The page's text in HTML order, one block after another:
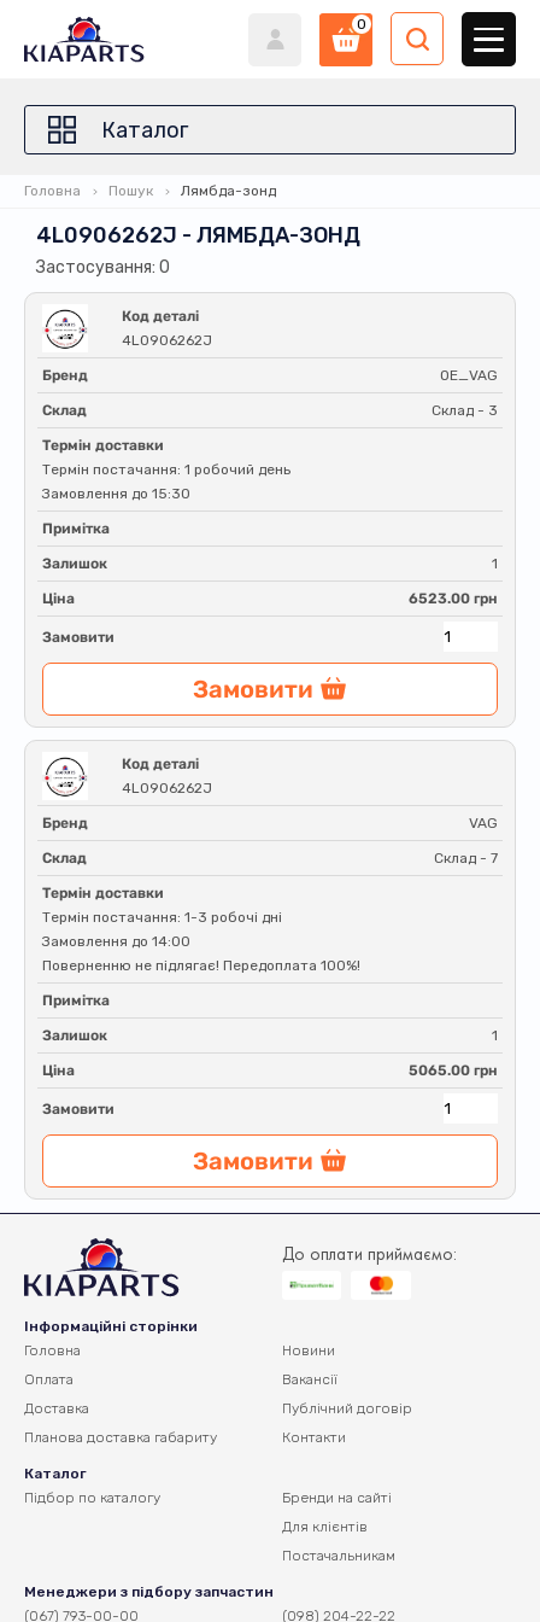
0
Каталог
Головна Пошук Лямбда-зонд
4L0906262J - ЛЯМБДА-ЗОНД
Застосування: 0
Код деталі
4L0906262J
Бренд OE_VAG
Склад Склад - 3
Термін доставки
Термін постачання: 1 робочий день
Замовлення до 15:30
Примітка
Залишок 1
Ціна 6523.00 грн
Замовити
Замовити
Код деталі
4L0906262J
Бренд VAG
Склад Склад - 7
Термін доставки
Термін постачання: 1-3 робочі дні
Замовлення до 14:00
Поверненню не підлягає! Передоплата 100%!
Примітка
Залишок 1
Ціна 5065.00 грн
Замовити
Замовити
До оплати приймаємо:
Інформаційні сторінки
Головна
Оплата
Доставка
Планова доставка габариту
Новини
Вакансії
Публічний договір
Контакти
Каталог
Підбор по каталогу
Бренди на сайті
Для клієнтів
Постачальникам
Менеджери з підбору запчастин
(067) 793-00-00
(098) 204-22-22